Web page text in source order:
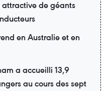
de géants
en Australie et en
a accueilli 13,9
au cours des sept